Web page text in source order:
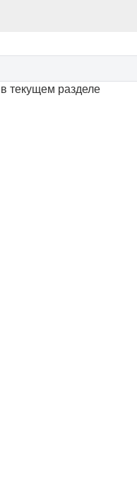
в текущем разделе